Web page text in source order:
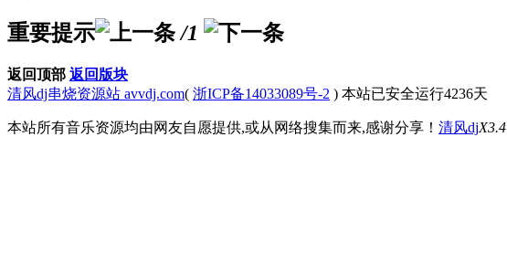
重要提示 /1
返回顶部 返回版块
清风dj串烧资源站 avvdj.com( 浙ICP备14033089号-2 ) 本站已安全运行4236天
本站所有音乐资源均由网友自愿提供,或从网络搜集而来,感谢分享！ 清风djX3.4